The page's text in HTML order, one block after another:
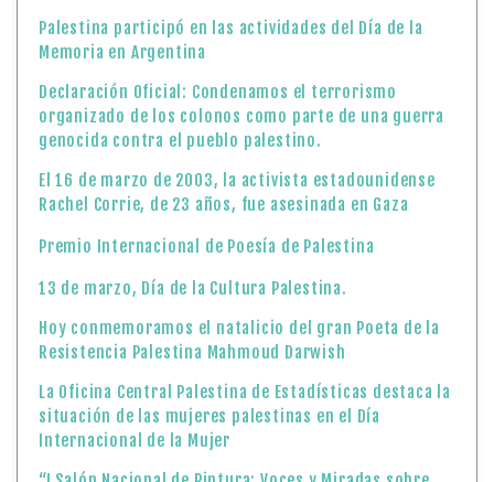
Palestina participó en las actividades del Día de la
Memoria en Argentina
Declaración Oficial: Condenamos el terrorismo
organizado de los colonos como parte de una guerra
genocida contra el pueblo palestino.
El 16 de marzo de 2003, la activista estadounidense
Rachel Corrie, de 23 años, fue asesinada en Gaza
Premio Internacional de Poesía de Palestina
13 de marzo, Día de la Cultura Palestina.
Hoy conmemoramos el natalicio del gran Poeta de la
Resistencia Palestina Mahmoud Darwish
La Oficina Central Palestina de Estadísticas destaca la
situación de las mujeres palestinas en el Día
Internacional de la Mujer